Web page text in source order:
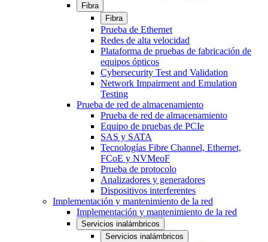
Fibra
Fibra
Prueba de Ethernet
Redes de alta velocidad
Plataforma de pruebas de fabricación de
equipos ópticos
Cybersecurity Test and Validation
Network Impairment and Emulation
Testing
Prueba de red de almacenamiento
Prueba de red de almacenamiento
Equipo de pruebas de PCIe
SAS y SATA
Tecnologías Fibre Channel, Ethernet,
FCoE y NVMeoF
Prueba de protocolo
Analizadores y generadores
Dispositivos interferentes
Implementación y mantenimiento de la red
Implementación y mantenimiento de la red
Servicios inalámbricos
Servicios inalámbricos